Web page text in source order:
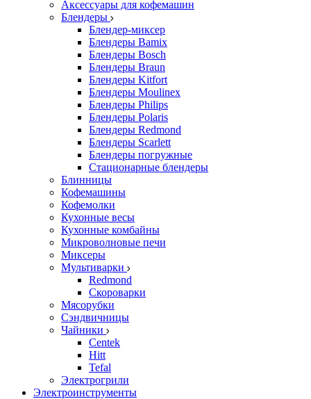
Аксессуары для кофемашин
Блендеры
Блендер-миксер
Блендеры Bamix
Блендеры Bosch
Блендеры Braun
Блендеры Kitfort
Блендеры Moulinex
Блендеры Philips
Блендеры Polaris
Блендеры Redmond
Блендеры Scarlett
Блендеры погружные
Стационарные блендеры
Блинницы
Кофемашины
Кофемолки
Кухонные весы
Кухонные комбайны
Микроволновые печи
Миксеры
Мультиварки
Redmond
Скороварки
Мясорубки
Сэндвичницы
Чайники
Centek
Hitt
Tefal
Электрогрили
Электроинструменты